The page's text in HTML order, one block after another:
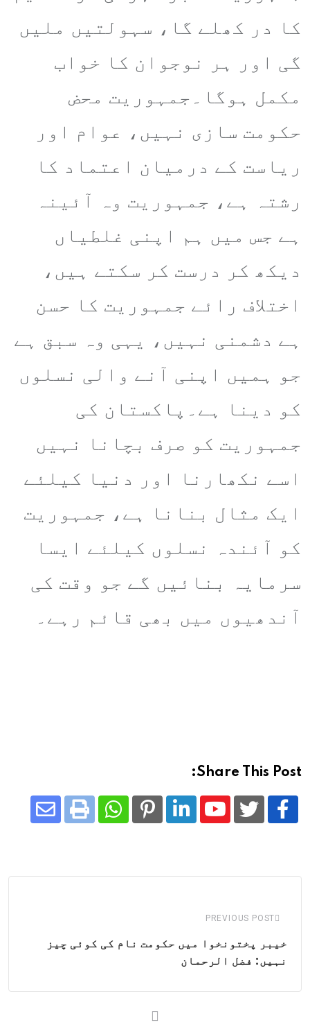
کا در کھلے گا، سہولتیں ملیں
گی اور ہر نوجوان کا خواب
مکمل ہوگا۔جمہوریت محض
حکومت سازی نہیں، عوام اور
ریاست کے درمیان اعتماد کا
رشتہ ہے، جمہوریت وہ آئینہ
ہے جس میں ہم اپنی غلطیاں
دیکھ کر درست کر سکتے ہیں،
اختلاف رائے جمہوریت کا حسن
ہے دشمنی نہیں، یہی وہ سبق ہے
جو ہمیں اپنی آنے والی نسلوں
کو دینا ہے۔پاکستان کی
جمہوریت کو صرف بچانا نہیں
اسے نکھارنا اور دنیا کیلئے
ایک مثال بنانا ہے، جمہوریت
کو آئندہ نسلوں کیلئے ایسا
سرمایہ بنائیں گے جو وقت کی
آندھیوں میں بھی قائم رہے۔
Share This Post:
Youtube
LinkedIn
Pinterest
Whatsapp
Print
PREVIOUS POST
خیبر پختونخوا میں حکومت نام کی کوئی چیز
نہیں: فضل الرحمان